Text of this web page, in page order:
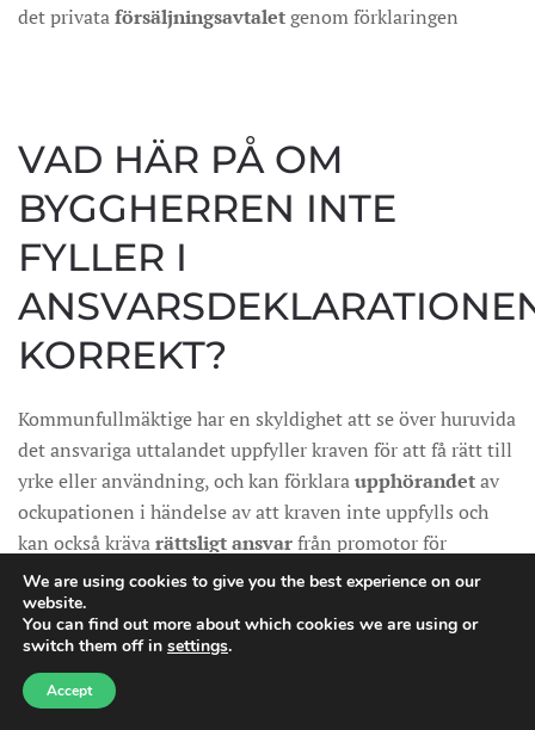
det privataförsäljningsavtaletgenom förklaringen
VAD HÄR PÅ OM
BYGGHERREN INTE
FYLLER I
KORREKT?
Kommunfullmäktige har en skyldighet att se över huruvida
det ansvariga uttalandet uppfyller kraven för att få rätt till
yrke eller användning, och kan förklaraupphörandetav
ockupationen i händelse av att kraven inte uppfylls och
kan också krävarättsligt ansvarfrån promotor för
nämnda åtgärder.
Om kommunfullmäktige inte har vidtagit de nödvändiga
åtgärderna för att upphöra med handlingen eller
användningen inom de första sex månaderna efter det att
We are using cookies to give you the best experience on our
website.
You can find out more about which cookies we are using or
switch them off in settings.
Accept
Need help?